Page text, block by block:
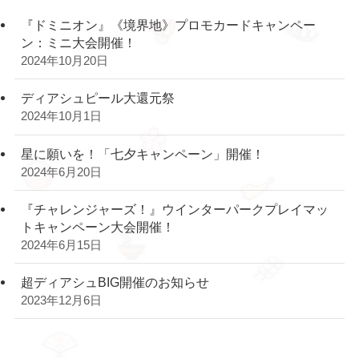
『ドミニオン』《境界地》プロモカードキャンペー
ン：ミニ大会開催！
2024年10月20日
ディアシュピール大還元祭
2024年10月1日
星に願いを！「七夕キャンペーン」開催！
2024年6月20日
『チャレンジャーズ！』ウインターパークプレイマッ
トキャンペーン大会開催！
2024年6月15日
超ディアシュBIG開催のお知らせ
2023年12月6日